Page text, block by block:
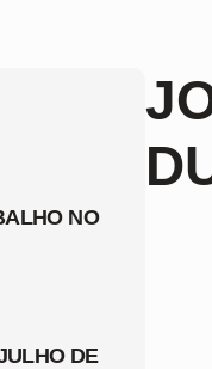
NO
DE